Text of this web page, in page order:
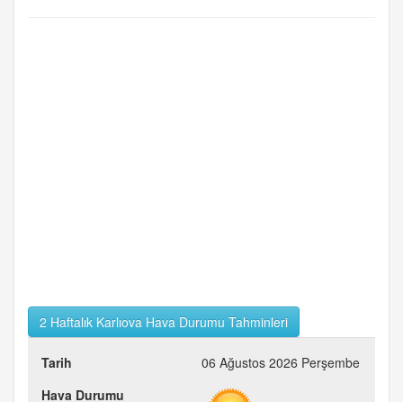
2 Haftalık Karlıova Hava Durumu Tahminleri
06 Ağustos 2026 Perşembe